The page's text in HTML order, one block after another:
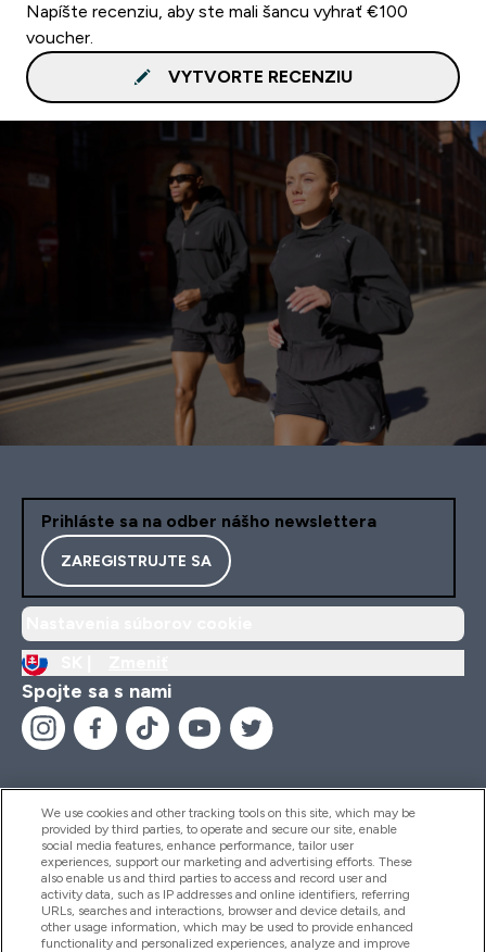
Napíšte recenziu, aby ste mali šancu vyhrať €100
voucher.
VYTVORTE RECENZIU
Prihláste sa na odber nášho newslettera
ZAREGISTRUJTE SA
Spojte sa s nami
Pomoc & Informácie
Produkty
We use cookies and other tracking tools on this site, which may be
provided by third parties, to operate and secure our site, enable
social media features, enhance performance, tailor user
experiences, support our marketing and advertising efforts. These
also enable us and third parties to access and record user and
activity data, such as IP addresses and online identifiers, referring
URLs, searches and interactions, browser and device details, and
other usage information, which may be used to provide enhanced
functionality and personalized experiences, analyze and improve